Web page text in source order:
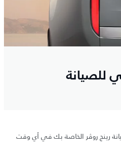
للصيانة
رينج روڤر الخاصة بك في أي وقت